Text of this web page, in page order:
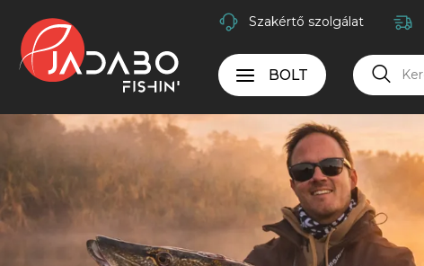
Szakértő szolgálat
BOLT